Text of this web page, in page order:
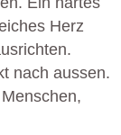
Herz
nach aussen.